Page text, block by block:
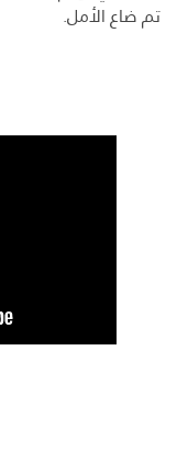
تم ضاع الأمل.